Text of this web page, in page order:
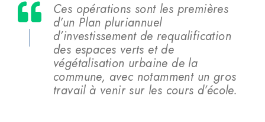
Ces opérations sont les premières
d’un Plan pluriannuel
d’investissement de requalification
des espaces verts et de
végétalisation urbaine de la
commune, avec notamment un gros
travail à venir sur les cours d’école.